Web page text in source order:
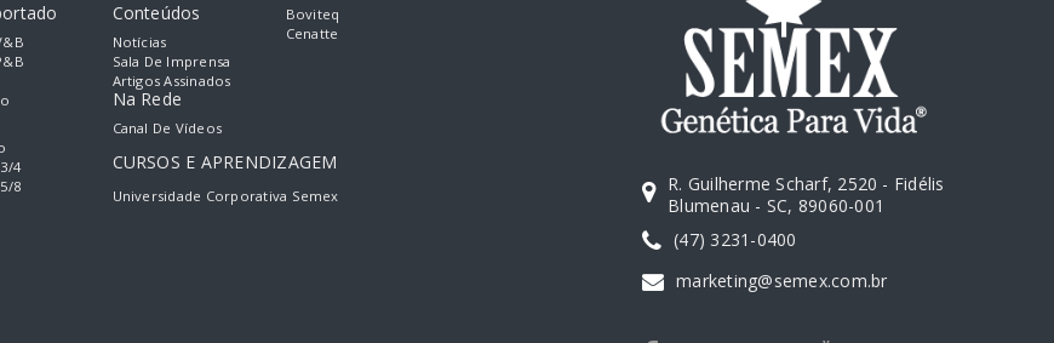
4
8
Conteúdos
Notícias
Sala De Imprensa
Artigos Assinados
Na Rede
Canal De Vídeos
Boviteq
Cenatte
CURSOS E APRENDIZAGEM
Universidade Corporativa Semex
R. Guilherme Scharf, 2520 - Fidélis
Blumenau - SC, 89060-001
(47) 3231-0400
marketing@semex.com.br